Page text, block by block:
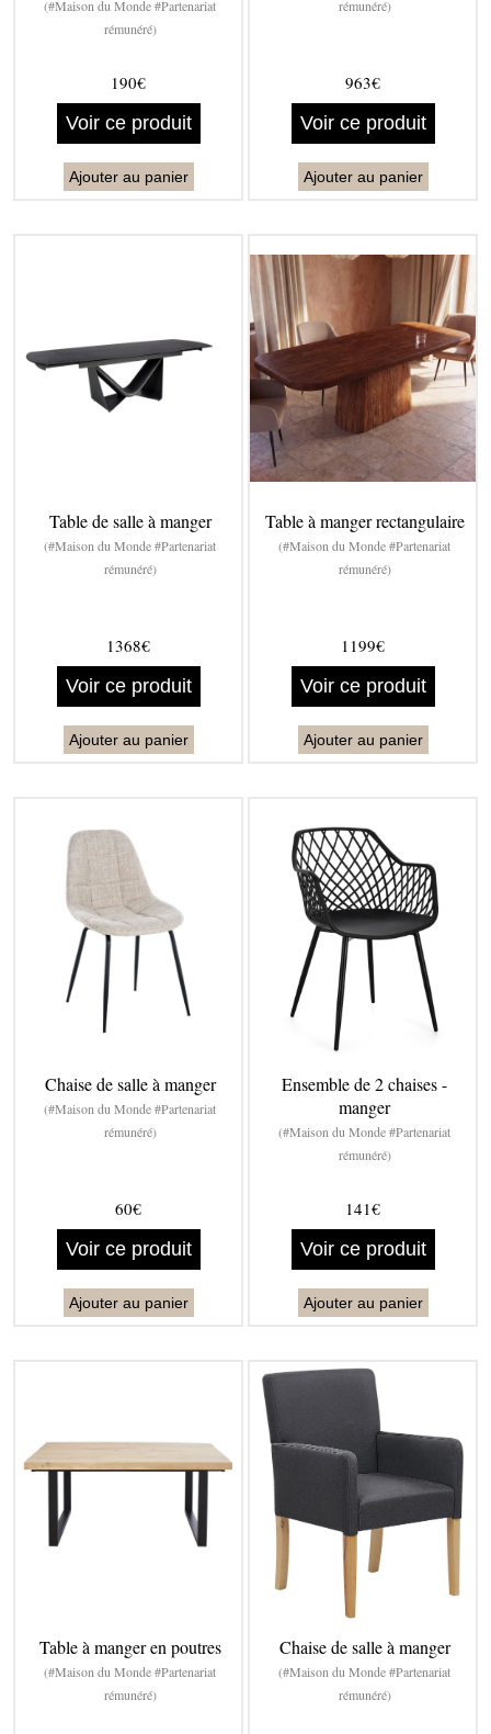
(#Maison du Monde #Partenariat
rémunéré)
190€
Voir ce produit
Ajouter au panier
rémunéré)
963€
Voir ce produit
Ajouter au panier
Table de salle à manger
(#Maison du Monde #Partenariat
rémunéré)
1368€
Voir ce produit
Ajouter au panier
Table à manger rectangulaire
(#Maison du Monde #Partenariat
rémunéré)
1199€
Voir ce produit
Ajouter au panier
Chaise de salle à manger
(#Maison du Monde #Partenariat
rémunéré)
60€
Voir ce produit
Ajouter au panier
Ensemble de 2 chaises -
manger
(#Maison du Monde #Partenariat
rémunéré)
141€
Voir ce produit
Ajouter au panier
Table à manger en poutres
(#Maison du Monde #Partenariat
rémunéré)
Chaise de salle à manger
(#Maison du Monde #Partenariat
rémunéré)